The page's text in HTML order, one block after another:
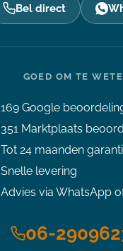
Bel direct
GOED OM TE
169 Google
351 Marktplaats
Tot 24 maanden
Snelle levering
Advies via WhatsApp
06-